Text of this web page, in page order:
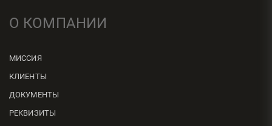
О КОМПАНИИ
МИССИЯ
КЛИЕНТЫ
ДОКУМЕНТЫ
РЕКВИЗИТЫ